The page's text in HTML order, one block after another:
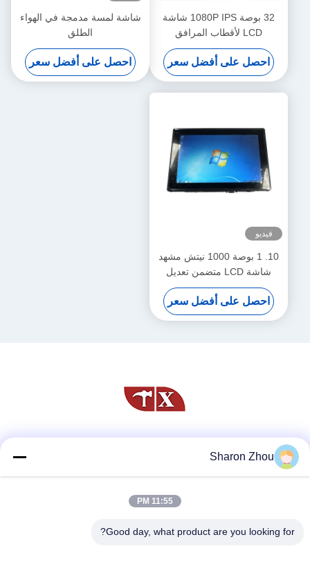
32 بوصة 1080P IPS شاشة
LCD لأقطاب المرافق
2000Nits سطوع أندرويد
مضمن محطة شحن سيارة ذاتية
الخدمة
احصل على أفضل سعر
شاشة لمسة مدمجة في الهواء
الطلق
احصل على أفضل سعر
فيديو
10. 1 بوصة 1000 نيتش مشهد
شاشة LCD متضمن تعديل
السطوع التلقائي
احصل على أفضل سعر
وسائل التواصل الاجتماعيSharon Zhou
11:55 PM
Good day, what product are you looking for?